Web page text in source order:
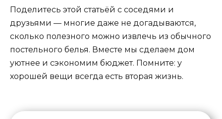
Поделитесь этой статьёй с соседями и
друзьями — многие даже не догадываются,
сколько полезного можно извлечь из обычного
постельного белья. Вместе мы сделаем дом
уютнее и сэкономим бюджет. Помните: у
хорошей вещи всегда есть вторая жизнь.